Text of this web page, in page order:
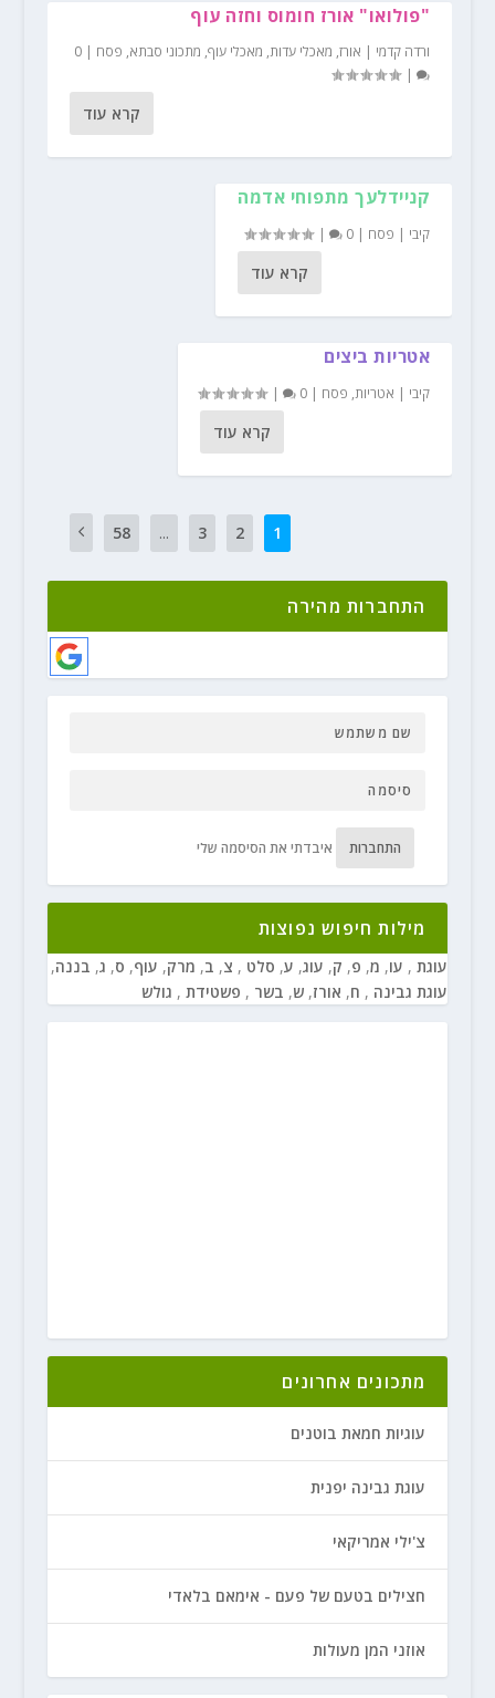
"פולואו" אורז חומוס וחזה עוף
ורדה קדמי | אורז, מאכלי עדות, מאכלי עוף, מתכוני סבתא, פסח |
0
|
קרא עוד
קניידלעך מתפוחי אדמה
קיבי | פסח |
0
|
קרא עוד
אטריות ביצים
קיבי | אטריות, פסח |
0
|
קרא עוד
1
2
3
...
58
התחברות מהירה
התחברות איבדתי את הסיסמה שלי
מילות חיפוש נפוצות
עוגת , עו, מ, פ, ק, עוג, ע, סלט , צ, ב, מרק, עוף, ס, ג, בננה,
עוגת גבינה , ח, אורז, ש, בשר , פשטידת , גולש
מתכונים אחרונים
עוגיות חמאת בוטנים
עוגת גבינה יפנית
צ'ילי אמריקאי
חצילים בטעם של פעם - אימאם בלאדי
אוזני המן מעולות